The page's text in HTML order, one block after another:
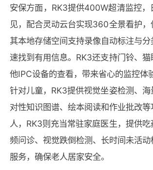
安保方面，RK3提供400W超清监控，
见，配合灵动云台实现360全景看护，
其本地存储空间支持录像自动标注与
速找到有用信息。RK3还支持门铃、
他IPC设备的查看，带来省心的监控体
针对儿童，RK3提供视觉坐姿检测、
对性知识图谱、绘本阅读和作业批改
人，RK3则充当常驻家庭医生，提供
频问诊、视觉跌倒检测、长时间未活
服务，确保老人居家安全。